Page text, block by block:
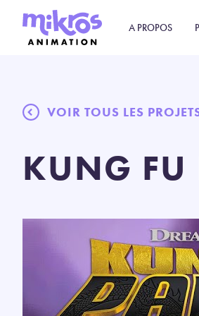
A PROPOS
VOIR TOUS LES
KUNG FU